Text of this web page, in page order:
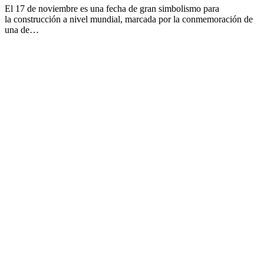
El 17 de noviembre es una fecha de gran simbolismo para
la construcción a nivel mundial, marcada por la conmemoración de
una de…